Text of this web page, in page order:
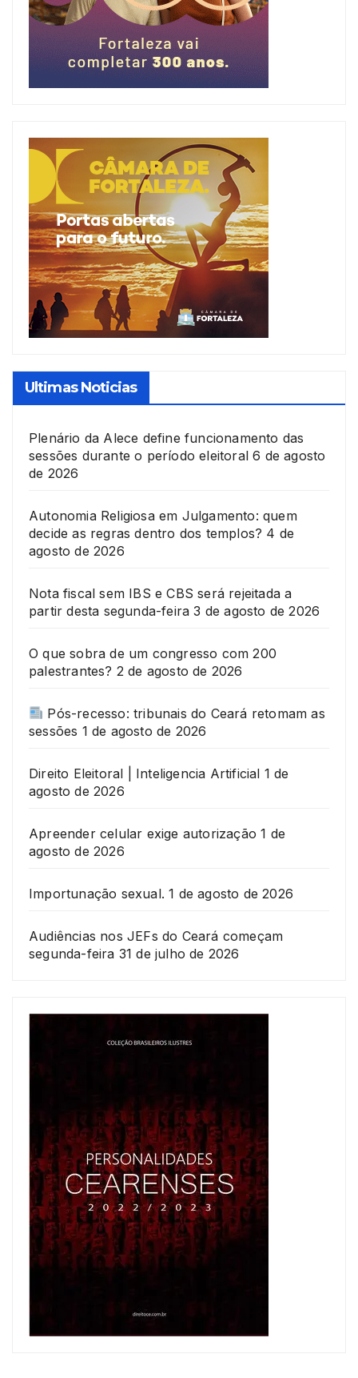
Ultimas Noticias
Plenário da Alece define funcionamento das
sessões durante o período eleitoral 6 de agosto
de 2026
Autonomia Religiosa em Julgamento: quem
decide as regras dentro dos templos? 4 de
agosto de 2026
Nota fiscal sem IBS e CBS será rejeitada a
partir desta segunda-feira 3 de agosto de 2026
O que sobra de um congresso com 200
palestrantes? 2 de agosto de 2026
Pós-recesso: tribunais do Ceará retomam as
sessões 1 de agosto de 2026
Direito Eleitoral | Inteligencia Artificial 1 de
agosto de 2026
Apreender celular exige autorização 1 de
agosto de 2026
Importunação sexual. 1 de agosto de 2026
Audiências nos JEFs do Ceará começam
segunda-feira 31 de julho de 2026